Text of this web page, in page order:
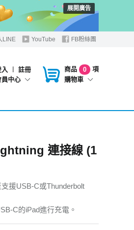
展開廣告
LINE YouTube FB粉絲團
︱
註冊
員中心
商品 0
項
購物車
連接線 (1
援USB-C或Thunderbolt
C的iPad進行充電。